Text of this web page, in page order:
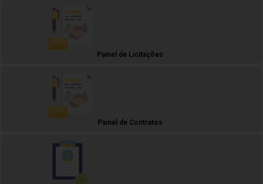
Painel de Licitações
Painel de Contratos